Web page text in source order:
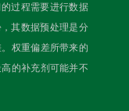
过程需要进行数据
其数据预处理是分
权重偏差所带来的
的补充剂可能并不